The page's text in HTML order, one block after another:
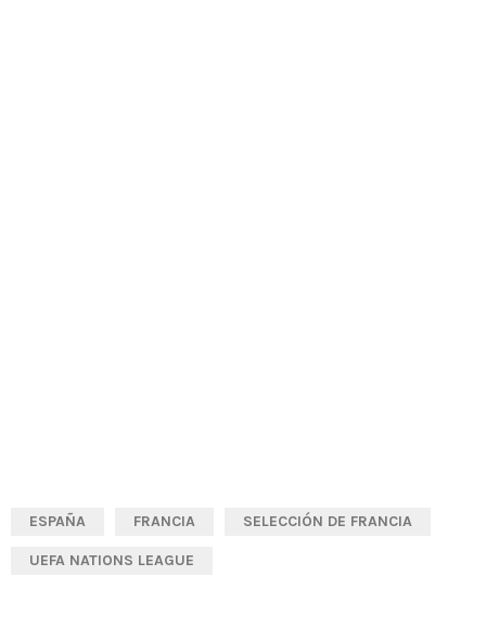
ESPAÑA FRANCIA SELECCIÓN DE FRANCIA
UEFA NATIONS LEAGUE